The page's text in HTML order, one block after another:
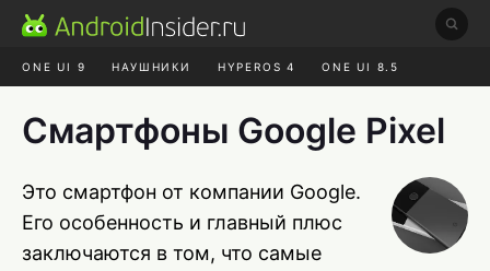
ONE UI 9 НАУШНИКИ HYPEROS 4 ONE UI 8.5
Смартфоны Google Pixel
Это смартфон от компании Google.
Его особенность и главный плюс
заключаются в том, что самые